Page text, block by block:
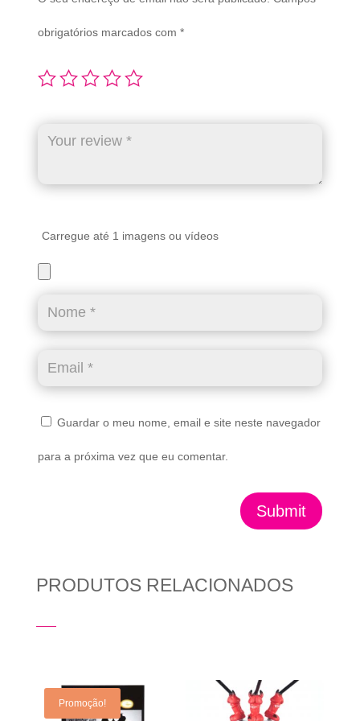
obrigatórios marcados com *
Carregue até 1 imagens ou vídeos
Guardar o meu nome, email e site neste navegador
para a próxima vez que eu comentar.
Submit
PRODUTOS RELACIONADOS
Promoção!